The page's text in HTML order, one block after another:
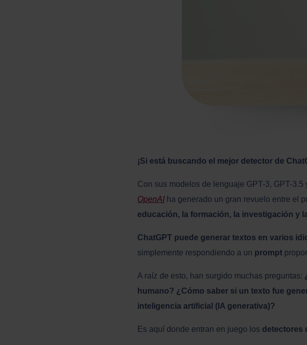
¡Si está buscando el mejor detector de
Con sus modelos de lenguaje GPT-3, GPT-
OpenAI ha generado un gran revuelo entre el
educación, la formación, la investigación y
ChatGPT puede generar textos en varios
simplemente respondiendo a un prompt
A raíz de esto, han surgido muchas preguntas:
humano? ¿Cómo saber si un texto fue
inteligencia artificial (IA generativa)?
Es aquí donde entran en juego los detectores